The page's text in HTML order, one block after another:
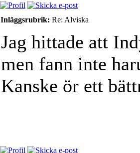
Inläggsrubrik: Re: Alviska
Jag hittade att
men fann inte
Kanske ör ett